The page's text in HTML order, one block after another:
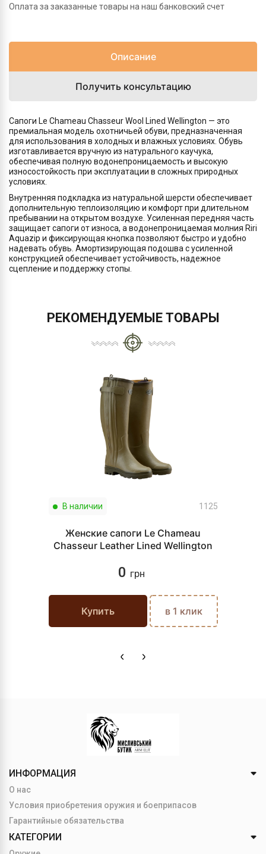
Оплата за заказанные товары на наш банковский счет
Описание
Получить консультацию
Сапоги Le Chameau Chasseur Wool Lined Wellington — это
премиальная модель охотничьей обуви, предназначенная
для использования в холодных и влажных условиях. Обувь
изготавливается вручную из натурального каучука,
обеспечивая полную водонепроницаемость и высокую
износостойкость при эксплуатации в сложных природных
условиях.
Внутренняя подкладка из натуральной шерсти обеспечивает
дополнительную теплоизоляцию и комфорт при длительном
пребывании на открытом воздухе. Усиленная передняя часть
защищает сапоги от износа, а водонепроницаемая молния Riri
Aquazip и фиксирующая кнопка позволяют быстро и удобно
надевать обувь. Амортизирующая подошва с усиленной
конструкцией обеспечивает устойчивость, надежное
сцепление и поддержку стопы.
РЕКОМЕНДУЕМЫЕ ТОВАРЫ
В наличии 1125
Женские сапоги Le Chameau
Chasseur Leather Lined Wellington
0 грн
Купить в 1 клик
ИНФОРМАЦИЯ
О нас
Условия приобретения оружия и боеприпасов
Гарантийные обязательства
КАТЕГОРИИ